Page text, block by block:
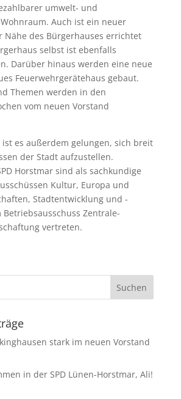
umwelt- und
Auch ist ein neuer
Nähe des Bürgerhauses errichtet
selbst ist ebenfalls
Darüber hinaus werden eine neue
Feuerwehrgerätehaus gebaut.
Themen werden in den
vom neuen Vorstand
ist es außerdem gelungen, sich breit
der Stadt aufzustellen.
Horstmar sind als sachkundige
Kultur, Europa und
Stadtentwicklung und -
Zentrale-
vertreten.
stark im neuen Vorstand
in der SPD Lünen-Horstmar, Ali!